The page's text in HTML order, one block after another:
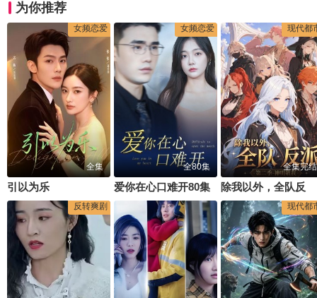
为你推荐
女频恋爱
全集
引以为乐
女频恋爱
全80集
爱你在心口难开80集
现代都
全集完结
反转爽剧 现代都